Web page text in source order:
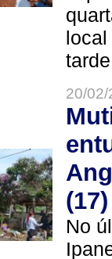
20/
(17)
No